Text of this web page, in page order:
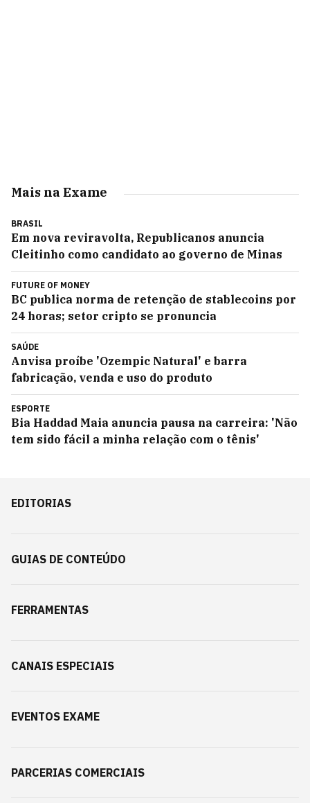
Mais na Exame
BRASIL
Em nova reviravolta, Republicanos anuncia
Cleitinho como candidato ao governo de Minas
FUTURE OF MONEY
BC publica norma de retenção de stablecoins por
24 horas; setor cripto se pronuncia
SAÚDE
Anvisa proíbe 'Ozempic Natural' e barra
fabricação, venda e uso do produto
ESPORTE
Bia Haddad Maia anuncia pausa na carreira: 'Não
tem sido fácil a minha relação com o tênis'
EDITORIAS
GUIAS DE CONTEÚDO
FERRAMENTAS
CANAIS ESPECIAIS
EVENTOS EXAME
PARCERIAS COMERCIAIS